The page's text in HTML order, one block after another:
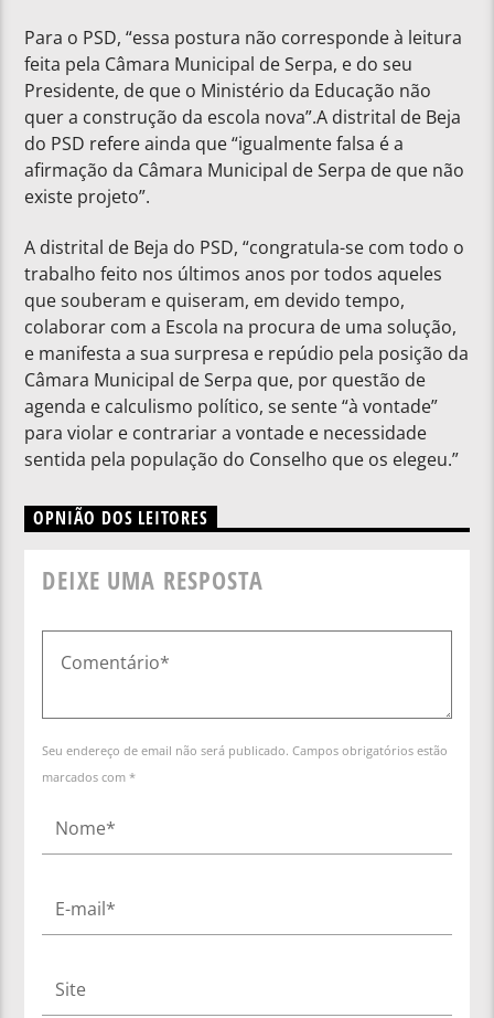
Para o PSD, “essa postura não corresponde à leitura
feita pela Câmara Municipal de Serpa, e do seu
Presidente, de que o Ministério da Educação não
quer a construção da escola nova”.A distrital de Beja
do PSD refere ainda que “igualmente falsa é a
afirmação da Câmara Municipal de Serpa de que não
existe projeto”.
A distrital de Beja do PSD, “congratula-se com todo o
trabalho feito nos últimos anos por todos aqueles
que souberam e quiseram, em devido tempo,
colaborar com a Escola na procura de uma solução,
e manifesta a sua surpresa e repúdio pela posição da
Câmara Municipal de Serpa que, por questão de
agenda e calculismo político, se sente “à vontade”
para violar e contrariar a vontade e necessidade
sentida pela população do Conselho que os elegeu.”
OPNIÃO DOS LEITORES
DEIXE UMA RESPOSTA
Seu endereço de email não será publicado. Campos obrigatórios estão
marcados com *